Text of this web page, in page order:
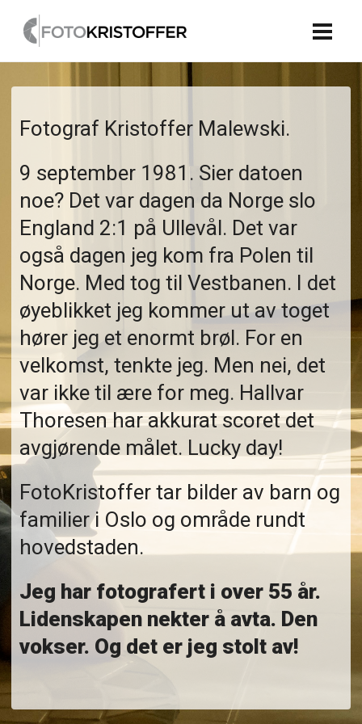
Fotograf Kristoffer Malewski.
9 september 1981. Sier datoen
noe? Det var dagen da Norge slo
England 2:1 på Ullevål. Det var
også dagen jeg kom fra Polen til
Norge. Med tog til Vestbanen. I det
øyeblikket jeg kommer ut av toget
hører jeg et enormt brøl. For en
velkomst, tenkte jeg. Men nei, det
var ikke til ære for meg. Hallvar
Thoresen har akkurat scoret det
avgjørende målet. Lucky day!
FotoKristoffer tar bilder av barn og
familier i Oslo og område rundt
hovedstaden.
Jeg har fotografert i over 55 år.
Lidenskapen nekter å avta. Den
vokser. Og det er jeg stolt av!